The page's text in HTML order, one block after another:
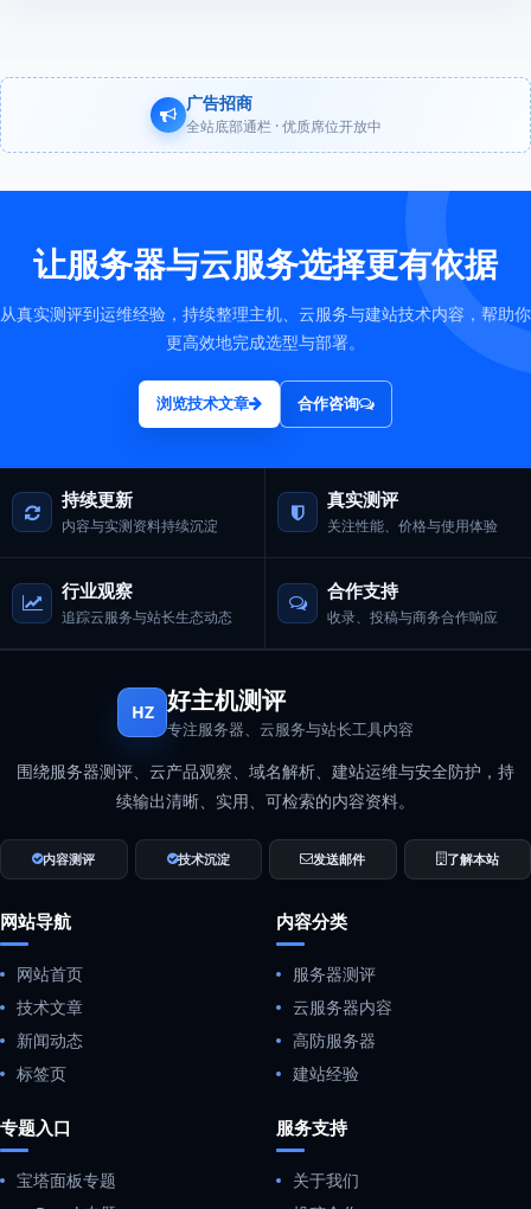
广告招商
全站底部通栏 · 优质席位开放中
让服务器与云服务选择更有依据
从真实测评到运维经验，持续整理主机、云服务与建站技术内容，帮助你
更高效地完成选型与部署。
浏览技术文章 合作咨询
持续更新
内容与实测资料持续沉淀
真实测评
关注性能、价格与使用体验
行业观察
追踪云服务与站长生态动态
合作支持
收录、投稿与商务合作响应
HZ 好主机测评
专注服务器、云服务与站长工具内容
围绕服务器测评、云产品观察、域名解析、建站运维与安全防护，持
续输出清晰、实用、可检索的内容资料。
内容测评 技术沉淀 发送邮件 了解本站
网站导航
网站首页
技术文章
新闻动态
标签页
内容分类
服务器测评
云服务器内容
高防服务器
建站经验
专题入口
宝塔面板专题
服务支持
关于我们